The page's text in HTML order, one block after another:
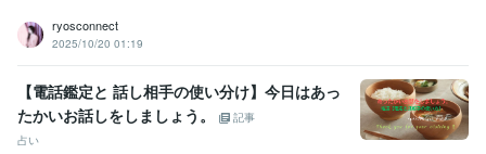
ryosconnect
2025/10/20 01:19
【電話鑑定と 話し相手の使い分け】今日はあっ
たかいお話しをしましょう。
記事
占い